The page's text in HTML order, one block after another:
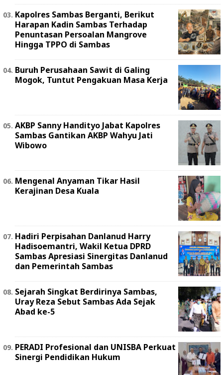
Kapolres Sambas Berganti, Berikut
Harapan Kadin Sambas Terhadap
Penuntasan Persoalan Mangrove
Hingga TPPO di Sambas
Buruh Perusahaan Sawit di Galing
Mogok, Tuntut Pengakuan Masa Kerja
AKBP Sanny Handityo Jabat Kapolres
Sambas Gantikan AKBP Wahyu Jati
Wibowo
Mengenal Anyaman Tikar Hasil
Kerajinan Desa Kuala
Hadiri Perpisahan Danlanud Harry
Hadisoemantri, Wakil Ketua DPRD
Sambas Apresiasi Sinergitas Danlanud
dan Pemerintah Sambas
Sejarah Singkat Berdirinya Sambas,
Uray Reza Sebut Sambas Ada Sejak
Abad ke-5
PERADI Profesional dan UNISBA Perkuat
Sinergi Pendidikan Hukum